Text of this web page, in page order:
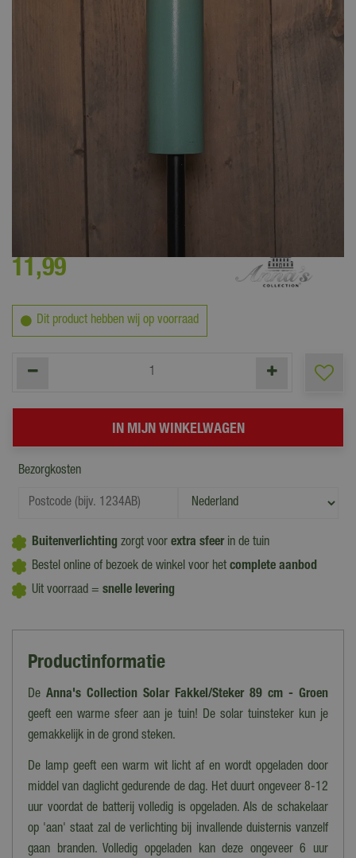
Maak het gezellig in de tuin met deze leuke tuinsteker op zonne-energie
11,99
Dit product hebben wij op voorraad
Bezorgkosten
Buitenverlichting zorgt voor extra sfeerin de tuin
Bestel online of bezoek de winkel voor het complete aanbod
Uit voorraad = snelle levering
Productinformatie
De Anna's Collection Solar Fakkel/Steker 89 cm - Groen
geeft een warme sfeer aan je tuin! De solar tuinsteker kun je
gemakkelijk in de grond steken.
De lamp geeft een warm wit licht af en wordt opgeladen door
middel van daglicht gedurende de dag. Het duurt ongeveer 8-12
uur voordat de batterij volledig is opgeladen. Als de schakelaar
op 'aan' staat zal de verlichting bij invallende duisternis vanzelf
gaan branden. Volledig opgeladen kan deze ongeveer 6 uur